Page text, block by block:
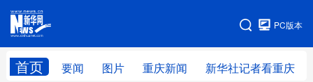
PC版本
首页 要闻 图片 重庆新闻 新华社记者看重庆
网站地图